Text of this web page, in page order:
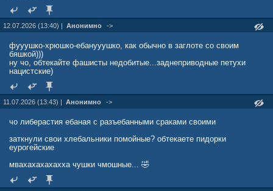
12.07.2026 (13:40) | Анонимно ->
фууушко-хрюшко-ебанууушко, как обычно в заглоте со своим
бяшкой)))
ну чо, обтекайте фашисты недобитые...заднеприводные петухи
нацистские)
11.07.2026 (13:43) | Анонимно ->
чо либерастия ебаная с разъебанными сраками своими
заткнули свои хлебальники помойные? обтекаете пидорки
еурогейские
мвахахахахахха чушки чмошные... 🤣